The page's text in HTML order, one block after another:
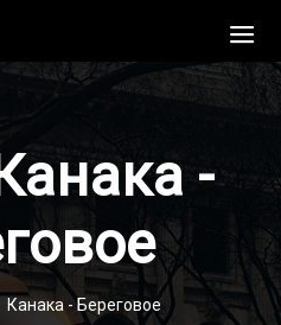
-
Канака - Береговое